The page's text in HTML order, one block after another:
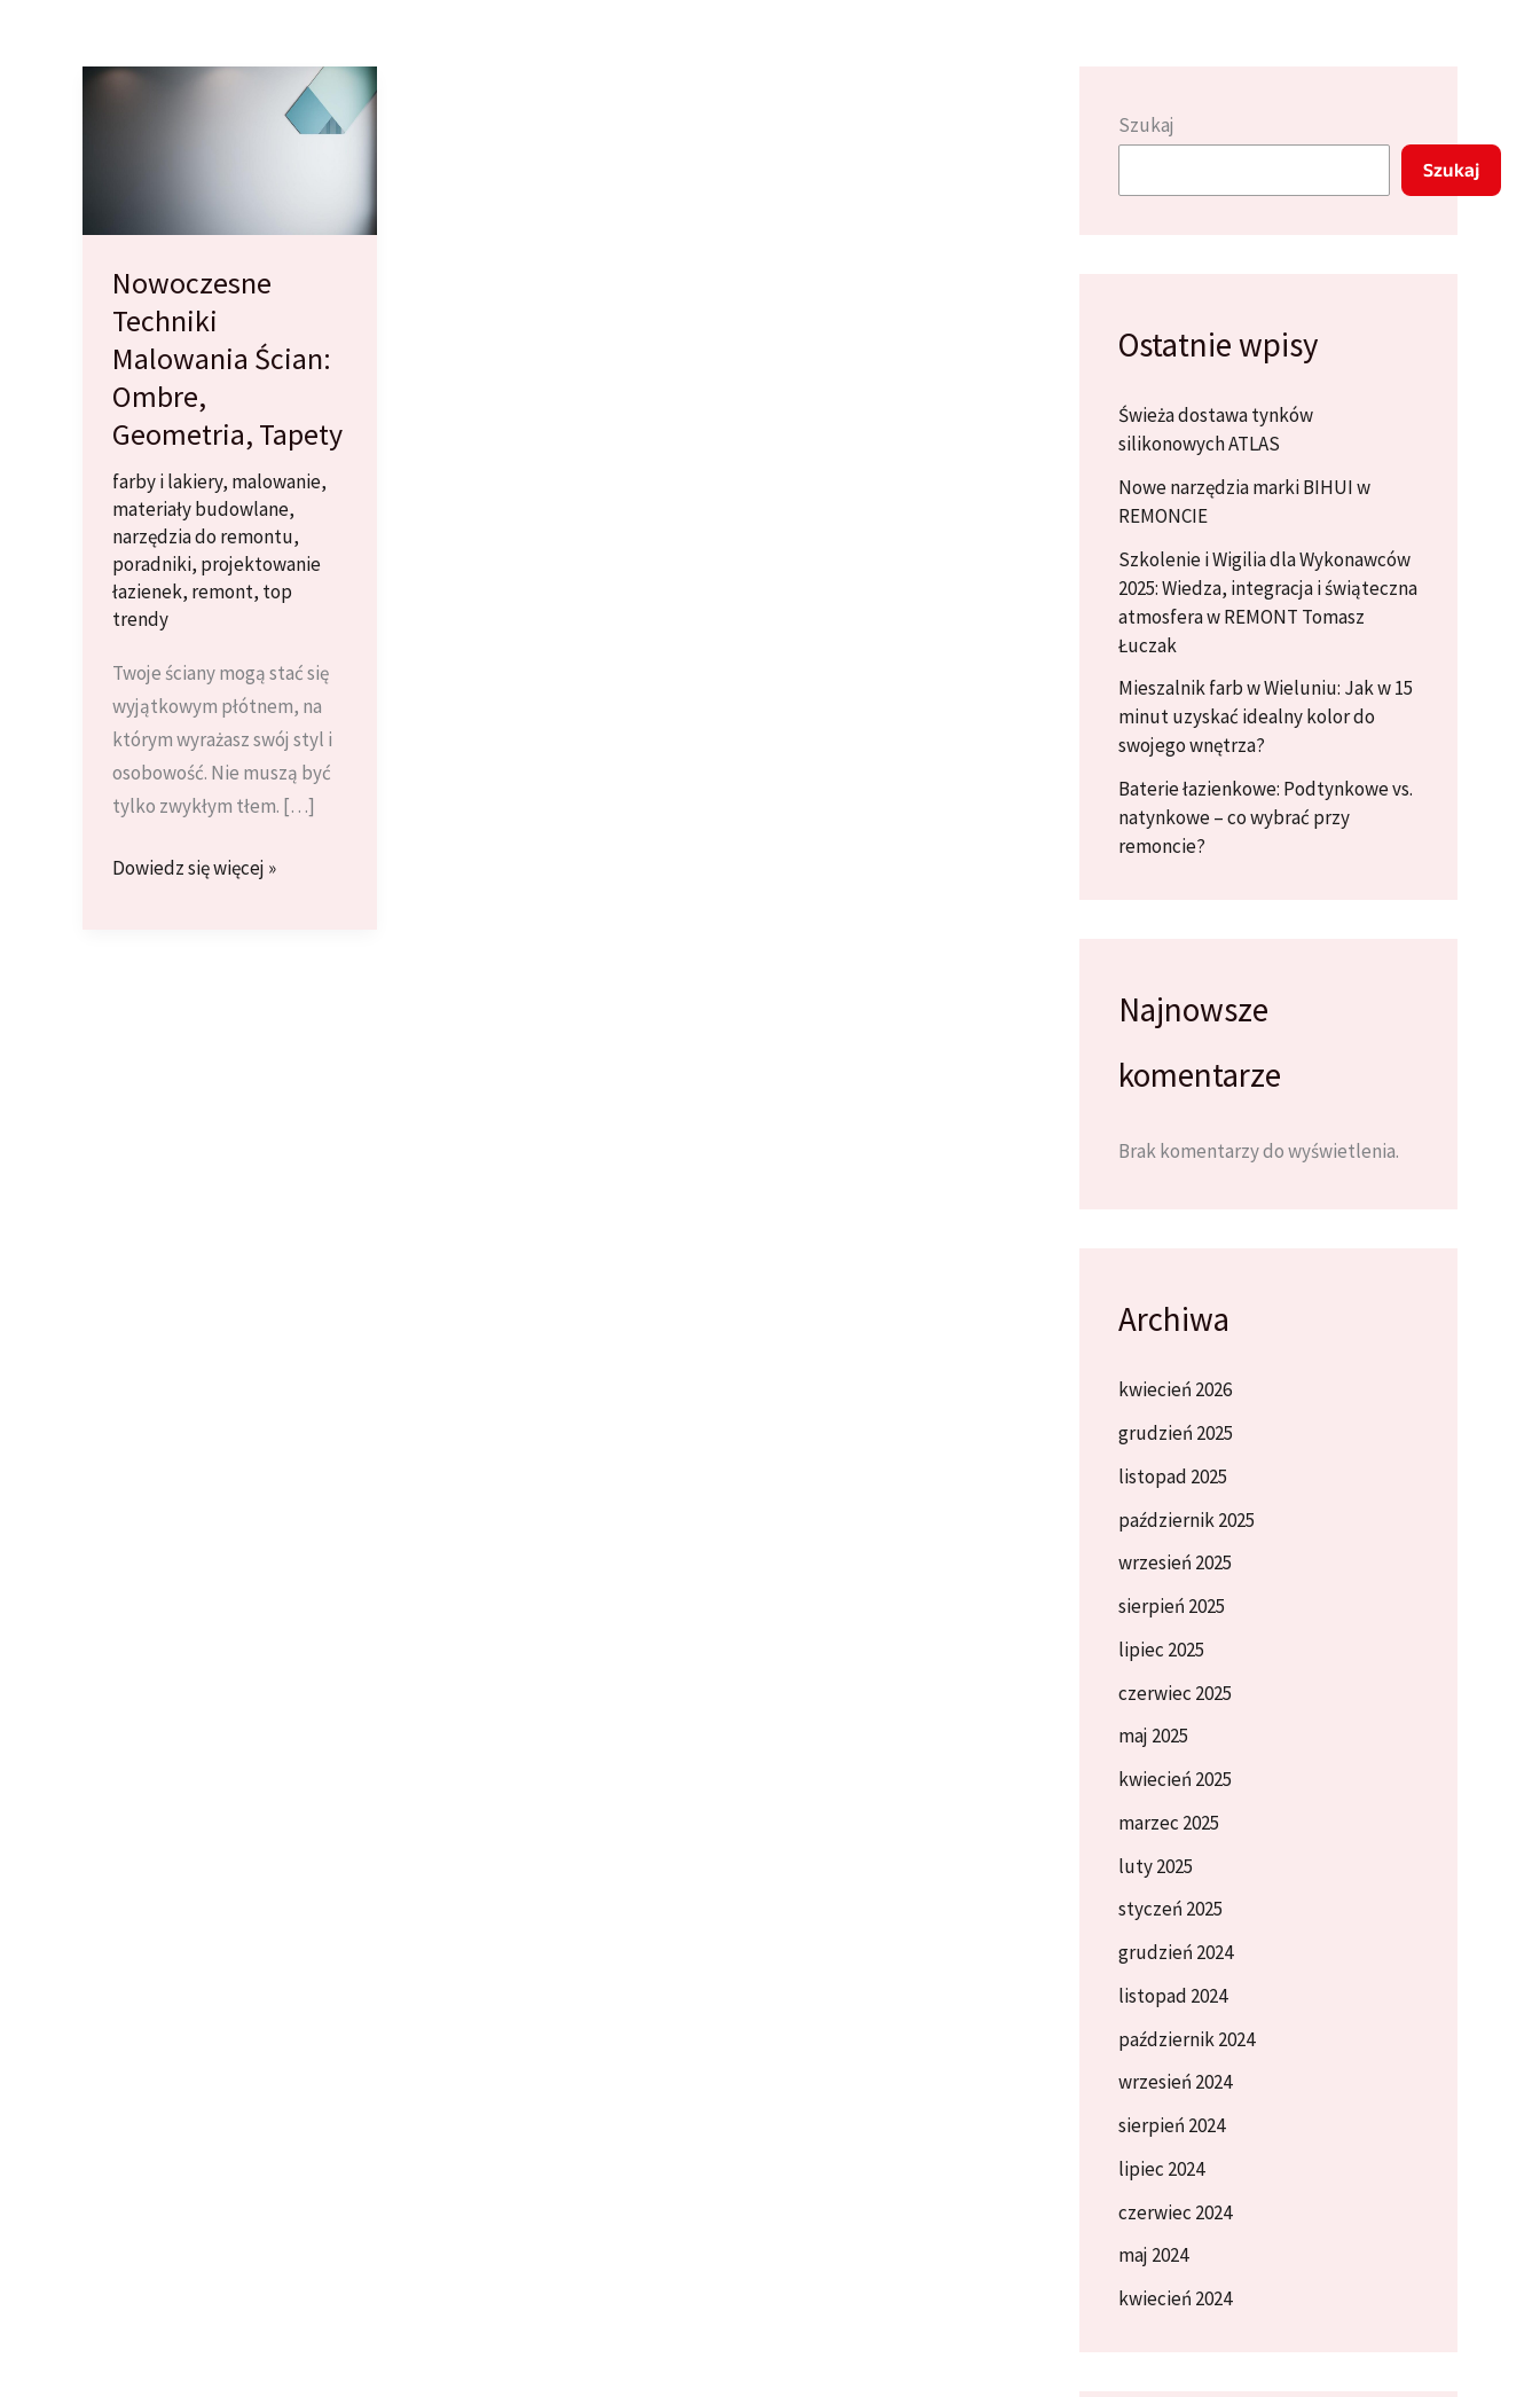
Nowoczesne
Techniki
Malowania Ścian:
Ombre,
Geometria, Tapety
farby i lakiery, malowanie,
materiały budowlane,
narzędzia do remontu,
poradniki, projektowanie
łazienek, remont, top
trendy
Twoje ściany mogą stać się
wyjątkowym płótnem, na
którym wyrażasz swój styl i
osobowość. Nie muszą być
tylko zwykłym tłem. […]
Nowoczesne
Dowiedz się więcej »
Szukaj
Szukaj
Ostatnie wpisy
Świeża dostawa tynków
silikonowych ATLAS
Nowe narzędzia marki BIHUI w
REMONCIE
Szkolenie i Wigilia dla Wykonawców
2025: Wiedza, integracja i świąteczna
atmosfera w REMONT Tomasz
Łuczak
Mieszalnik farb w Wieluniu: Jak w 15
minut uzyskać idealny kolor do
swojego wnętrza?
Baterie łazienkowe: Podtynkowe vs.
natynkowe – co wybrać przy
remoncie?
Najnowsze
komentarze
Brak komentarzy do wyświetlenia.
Archiwa
kwiecień 2026
grudzień 2025
listopad 2025
październik 2025
wrzesień 2025
sierpień 2025
lipiec 2025
czerwiec 2025
maj 2025
kwiecień 2025
marzec 2025
luty 2025
styczeń 2025
grudzień 2024
listopad 2024
październik 2024
wrzesień 2024
sierpień 2024
lipiec 2024
czerwiec 2024
maj 2024
kwiecień 2024